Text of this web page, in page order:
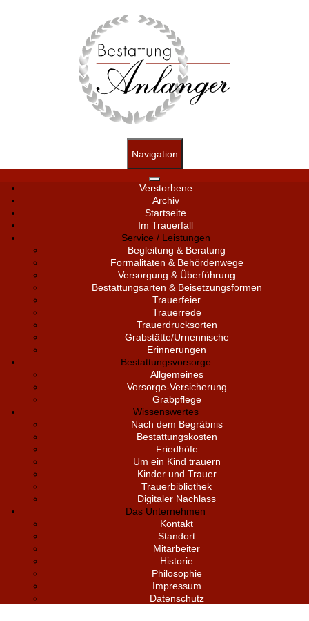
Navigation
Verstorbene
Archiv
Startseite
Im Trauerfall
Service / Leistungen
Begleitung & Beratung
Formalitäten & Behördenwege
Versorgung & Überführung
Bestattungsarten & Beisetzungsformen
Trauerfeier
Trauerrede
Trauerdrucksorten
Grabstätte/Urnennische
Erinnerungen
Bestattungsvorsorge
Allgemeines
Vorsorge-Versicherung
Grabpflege
Wissenswertes
Nach dem Begräbnis
Bestattungskosten
Friedhöfe
Um ein Kind trauern
Kinder und Trauer
Trauerbibliothek
Digitaler Nachlass
Das Unternehmen
Kontakt
Standort
Mitarbeiter
Historie
Philosophie
Impressum
Datenschutz